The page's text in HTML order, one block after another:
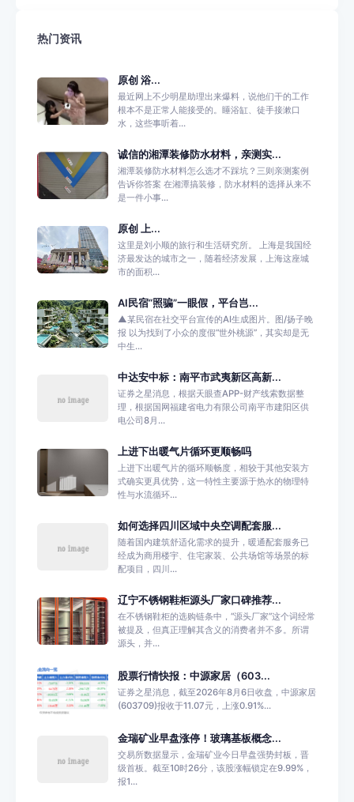
热门资讯
原创 浴...
最近网上不少明星助理出来爆料，说他们干的工作
根本不是正常人能接受的。睡浴缸、徒手接漱口
水，这些事听着...
诚信的湘潭装修防水材料，亲测实...
湘潭装修防水材料怎么选才不踩坑？三则亲测案例
告诉你答案 在湘潭搞装修，防水材料的选择从来不
是一件小事...
原创 上...
这里是刘小顺的旅行和生活研究所。 上海是我国经
济最发达的城市之一，随着经济发展，上海这座城
市的面积...
AI民宿“照骗”一眼假，平台岂...
▲某民宿在社交平台宣传的AI生成图片。图/扬子晚
报 以为找到了小众的度假“世外桃源”，其实却是无
中生...
中达安中标：南平市武夷新区高新...
证券之星消息，根据天眼查APP-财产线索数据整
理，根据国网福建省电力有限公司南平市建阳区供
电公司8月...
上进下出暖气片循环更顺畅吗
上进下出暖气片的循环顺畅度，相较于其他安装方
式确实更具优势，这一特性主要源于热水的物理特
性与水流循环...
如何选择四川区域中央空调配套服...
随着国内建筑舒适化需求的提升，暖通配套服务已
经成为商用楼宇、住宅家装、公共场馆等场景的标
配项目，四川...
辽宁不锈钢鞋柜源头厂家口碑推荐...
在不锈钢鞋柜的选购链条中，“源头厂家”这个词经常
被提及，但真正理解其含义的消费者并不多。所谓
源头，并...
股票行情快报：中源家居（603...
证券之星消息，截至2026年8月6日收盘，中源家居
(603709)报收于11.07元，上涨0.91%...
金瑞矿业早盘涨停！玻璃基板概念...
交易所数据显示，金瑞矿业今日早盘强势封板，晋
级首板。截至10时26分，该股涨幅锁定在9.99%，
报1...